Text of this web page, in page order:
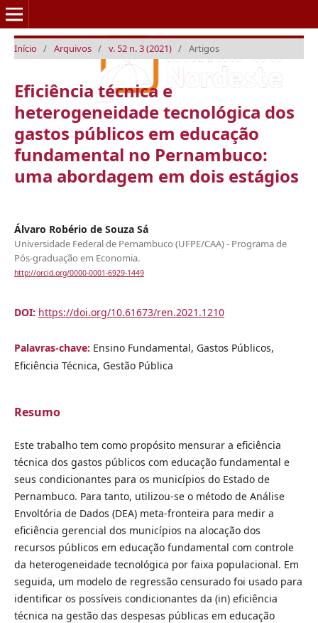
Início / Arquivos / v. 52 n. 3 (2021) / Artigos
Eficiência técnica e
heterogeneidade tecnológica dos
gastos públicos em educação
fundamental no Pernambuco:
uma abordagem em dois estágios
Álvaro Robério de Souza Sá
Universidade Federal de Pernambuco (UFPE/CAA) - Programa de
Pós-graduação em Economia.
http://orcid.org/0000-0001-6929-1449
DOI: https://doi.org/10.61673/ren.2021.1210
Palavras-chave: Ensino Fundamental, Gastos Públicos,
Eficiência Técnica, Gestão Pública
Resumo
Este trabalho tem como propósito mensurar a eficiência
técnica dos gastos públicos com educação fundamental e
seus condicionantes para os municípios do Estado de
Pernambuco. Para tanto, utilizou-se o método de Análise
Envoltória de Dados (DEA) meta-fronteira para medir a
eficiência gerencial dos municípios na alocação dos
recursos públicos em educação fundamental com controle
da heterogeneidade tecnológica por faixa populacional. Em
seguida, um modelo de regressão censurado foi usado para
identificar os possíveis condicionantes da (in) eficiência
técnica na gestão das despesas públicas em educação